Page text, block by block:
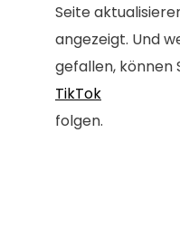
Seite
angezeigt. Und
gefallen, können
TikTok
folgen.